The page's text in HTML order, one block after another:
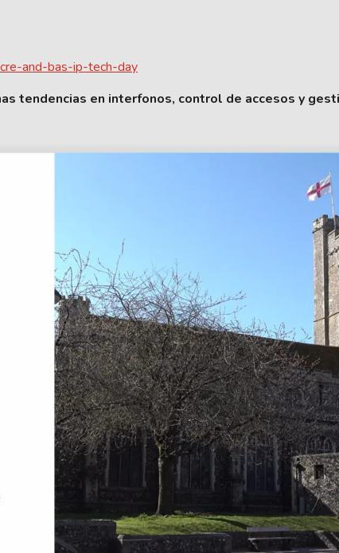
and-bas-ip-tech-day
tendencias en interfonos, control de accesos y